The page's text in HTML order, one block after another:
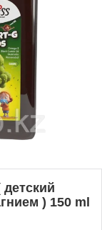
) 150 ml